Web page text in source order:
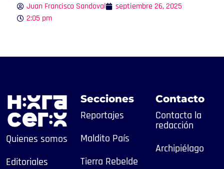
Juan Francisco Sandoval
septiembre 26, 2025
2:05 pm
Quienes somos
Editoriales
Secciones
Reportajes
Maldito País
Tierra Rebelde
Contacto
Contacta la
redacción
Archipiélago